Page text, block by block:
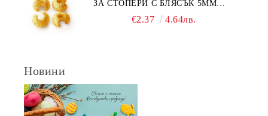
ЗА СТОПЕРИ С БЛЯСЪК 5ММ
€2.37 4.64лв.
Новини